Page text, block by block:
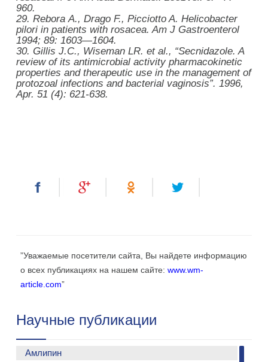
960.
29.ReboraА., Drago F., Picciotto A.Helicobacter
pilori in patients with rosacea. Am J Gastroenterol
1994; 89: 1603—1604.
30.Gillis J.C., Wiseman LR. et al., “Secnidazole. A
review of its antimicrobial activity pharmacokinetic
properties and therapeutic use in the management of
protozoal infections and bacterial vaginosis”.1996,
Apr. 51 (4): 621-638.
”Уважаемые посетители сайта, Вы найдете информацию
о всех публикациях на нашем сайте:www.wm-
article.com”
Научные публикации
Амлипин